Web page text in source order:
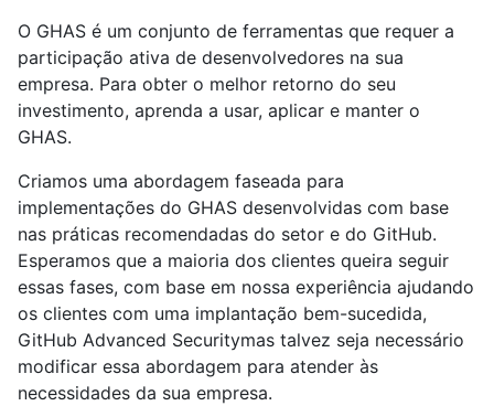
O GHAS é um conjunto de ferramentas que requer a
participação ativa de desenvolvedores na sua
empresa. Para obter o melhor retorno do seu
investimento, aprenda a usar, aplicar e manter o
GHAS.
Criamos uma abordagem faseada para
implementações do GHAS desenvolvidas com base
nas práticas recomendadas do setor e do GitHub.
Esperamos que a maioria dos clientes queira seguir
essas fases, com base em nossa experiência ajudando
os clientes com uma implantação bem-sucedida,
GitHub Advanced Securitymas talvez seja necessário
modificar essa abordagem para atender às
necessidades da sua empresa.